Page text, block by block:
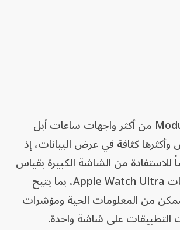
وتُعد Modular Ultra من أكثر واجهات ساعات أبل
كثافة في عرض البيانات، إذ
من الشاشة الكبيرة بقياس
49 ملم في ساعات Apple Watch Ultra، بما يتيح
من المعلومات الحية ومؤشرات
التطبيقات على شاشة واحدة.